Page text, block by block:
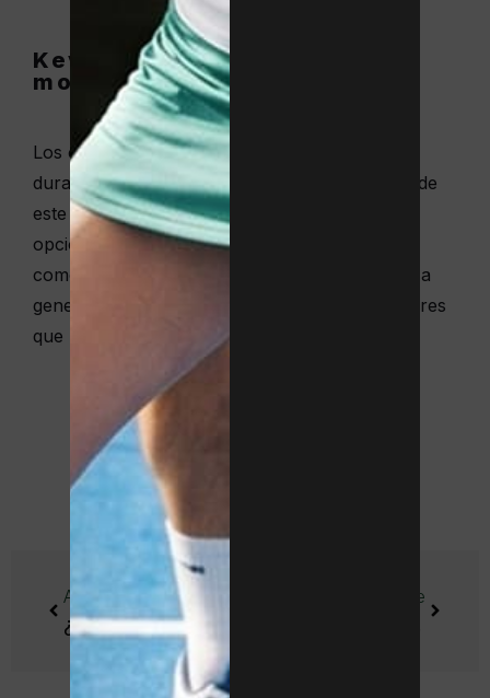
Kevlar, una apuesta por la
modernidad y la innovación
Los cordajes de kevlar sorprenden por su alta
durabilidad y resistencia. Aunque las raquetas de
este material carecen de la potencia de otras
opciones, proporcionan niveles óptimos de
comodidad, aunque las vibraciones que tiende a
generar pueden resultar molestas a los jugadores
que hayan probado el cordaje de tripa natural.
Comparte este artículo:
Facebook
Anterior Siguiente